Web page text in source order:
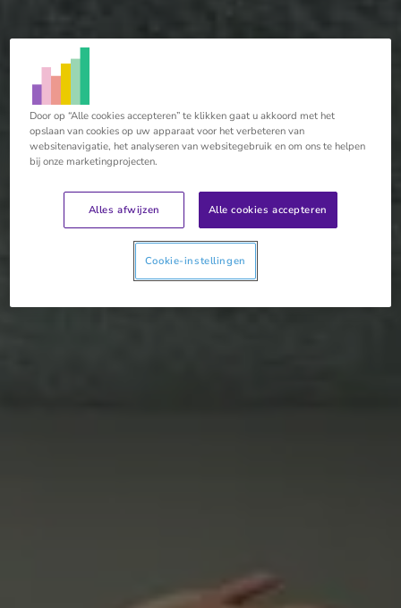
Door op “Alle cookies accepteren” te klikken gaat u akkoord met het
opslaan van cookies op uw apparaat voor het verbeteren van
websitenavigatie, het analyseren van websitegebruik en om ons te helpen
bij onze marketingprojecten.
Alles afwijzen Alle cookies accepteren
Cookie-instellingen